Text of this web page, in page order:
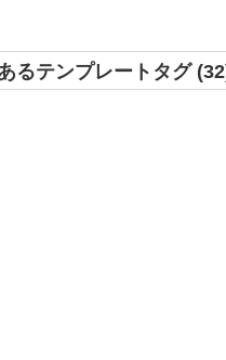
るテンプレートタグ